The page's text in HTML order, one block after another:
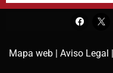
Mapa web | Aviso Legal |